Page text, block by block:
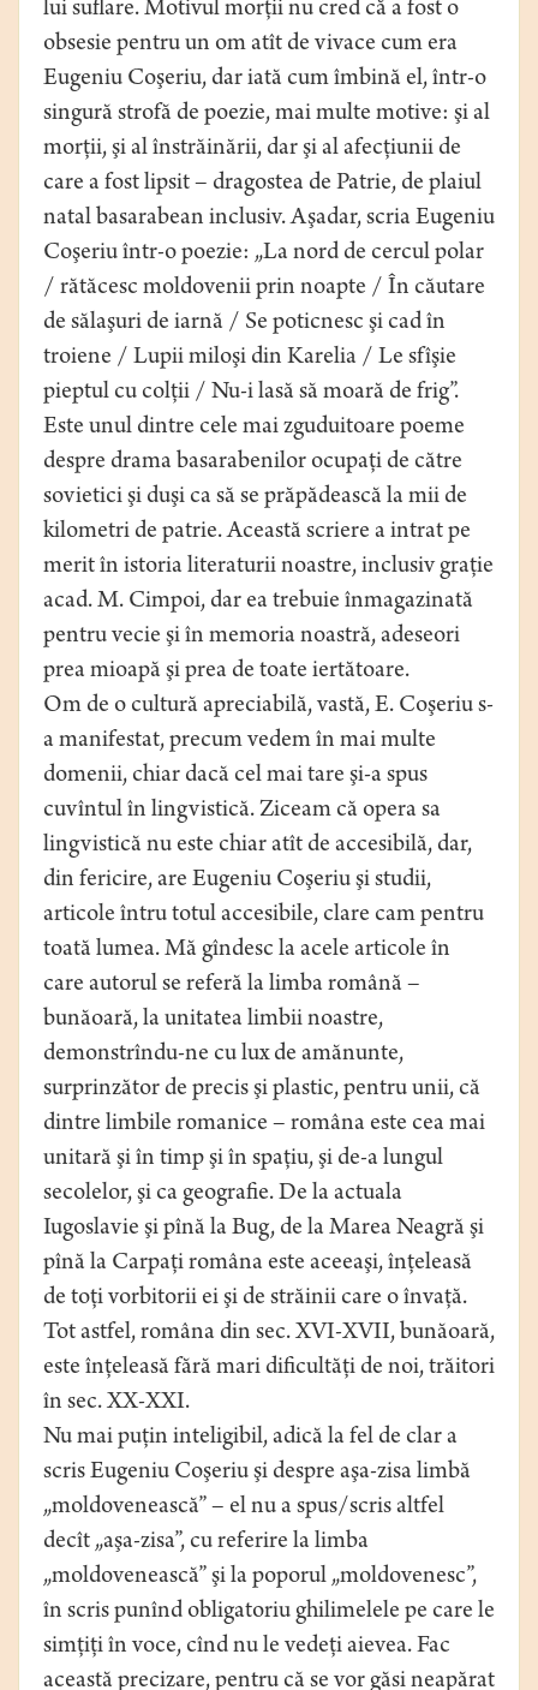
lui suflare. Motivul morţii nu cred că a fost o
obsesie pentru un om atît de vivace cum era
Eugeniu Coşeriu, dar iată cum îmbină el, într-o
singură strofă de poezie, mai multe motive: şi al
morţii, şi al înstrăinării, dar şi al afecţiunii de
care a fost lipsit – dragostea de Patrie, de plaiul
natal basarabean inclusiv. Aşadar, scria Eugeniu
Coşeriu într-o poezie: „La nord de cercul polar
/ rătăcesc moldovenii prin noapte / În căutare
de sălaşuri de iarnă / Se poticnesc şi cad în
troiene / Lupii miloşi din Karelia / Le sfîşie
pieptul cu colţii / Nu-i lasă să moară de frig”.
Este unul dintre cele mai zguduitoare poeme
despre drama basarabenilor ocupaţi de către
sovietici şi duşi ca să se prăpădească la mii de
kilometri de patrie. Această scriere a intrat pe
merit în istoria literaturii noastre, inclusiv graţie
acad. M. Cimpoi, dar ea trebuie înmagazinată
pentru vecie şi în memoria noastră, adeseori
prea mioapă şi prea de toate iertătoare.
Om de o cultură apreciabilă, vastă, E. Coşeriu s-
a manifestat, precum vedem în mai multe
domenii, chiar dacă cel mai tare şi-a spus
cuvîntul în lingvistică. Ziceam că opera sa
lingvistică nu este chiar atît de accesibilă, dar,
din fericire, are Eugeniu Coşeriu şi studii,
articole întru totul accesibile, clare cam pentru
toată lumea. Mă gîndesc la acele articole în
care autorul se referă la limba română –
bunăoară, la unitatea limbii noastre,
demonstrîndu-ne cu lux de amănunte,
surprinzător de precis şi plastic, pentru unii, că
dintre limbile romanice – româna este cea mai
unitară şi în timp şi în spaţiu, şi de-a lungul
secolelor, şi ca geografie. De la actuala
Iugoslavie şi pînă la Bug, de la Marea Neagră şi
pînă la Carpaţi româna este aceeaşi, înţeleasă
de toţi vorbitorii ei şi de străinii care o învaţă.
Tot astfel, româna din sec. XVI-XVII, bunăoară,
este înţeleasă fără mari dificultăţi de noi, trăitori
în sec. XX-XXI.
Nu mai puţin inteligibil, adică la fel de clar a
scris Eugeniu Coşeriu şi despre aşa-zisa limbă
„moldovenească” – el nu a spus/scris altfel
decît „aşa-zisa”, cu referire la limba
„moldovenească” şi la poporul „moldovenesc”,
în scris punînd obligatoriu ghilimelele pe care le
simţiţi în voce, cînd nu le vedeţi aievea. Fac
această precizare, pentru că se vor găsi neapărat